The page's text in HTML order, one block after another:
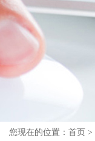
您现在的位置： 首页 >